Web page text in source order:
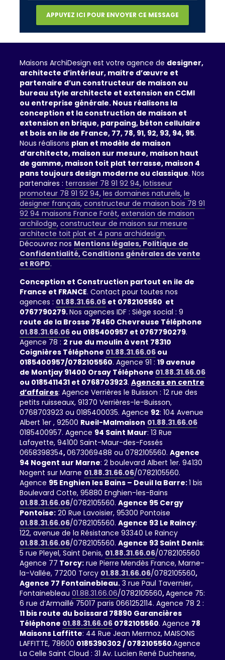
Maisons ArchiDesign est votre agence de designer,
architecte d’intérieur, maitre d’œuvre et
partenaire d’un constructeur de maison ou
bureau style architecte et extension en CCMI
ou entreprise générale. Nous réalisons la
conception et la construction de maison et
extension en brique, parpaing, béton cellulaire
et bois en ile de France, 77, 78, 91, 92, 93, 94, 95.
Nous réalisons plan et modèle de maison
d’architecte, maison sur mesure, maison haut
de gamme, maison toit plat terrasse, maison 4
pans toujours design moderne ou classique. Nos
partenaires : terrassier 78 91 92 94, lotisseur
promoteur 78 91 92 94, les domaines naturels, le
designer français, constructeur de maison bois 78 91
92 94 maisons France Forêt, extension de maison
archilodge, constructeur de maison sur mesure
architecte toit plat et 4 pans archidesign.
Découvrez nos Mentions légales, Politique de
Confidentialité, Conditions générales de vente
et RGPD.
Conception et Construction partout en ile de
France et FRANCE. Contact pour toutes nos
agences : 01.88.31.66.06 et 0782105560 et
0767790279.Nos agences IDF : Siège social : 9
route de la Brosse 78460 Chevreuse Téléphone
01.88.31.66.06 ou 0185400957 et 0767790279.
Agence 78 : 2 rue du moulin à vent 78310
Coignières Téléphone 01.88.31.66.06 ou
0185400957/0782105560. Agence 91 : 19 avenue
de Montjay 91400 Orsay Téléphone 01.88.31.66.06
ou 0185411431 et 0768703923. Agences en centre
d’affaires: Agence Verrières le Buisson : 12 rue des
petits ruisseaux, 91370 Verrières-le-Buisson,
0768703923 ou 0185400035. Agence 92: 104 Avenue
Albert 1er , 92500 Rueil-Malmaison 01.88.31.66.06
0185400957. Agence 94 Saint Maur: 13 Rue
Lafayette, 94100 Saint-Maur-des-Fossés
0658398354,0673069488 ou 0782105560. Agence
94 Nogent sur Marne: 2 boulevard Albert 1er. 94130
Nogent sur Marne 01.88.31.66.06/0782105560.
Agence 95 Enghien les Bains – Deuil la Barre:1 bis
Boulevard Cotte, 95880 Enghien-les-Bains
01.88.31.66.06/0782105560. Agence 95 Cergy
Pontoise: 20 Rue Lavoisier, 95300 Pontoise
01.88.31.66.06/0782105560. Agence 93 Le Raincy:
122, avenue de la Résistance 93340 Le Raincy
01.88.31.66.06/0782105560. Agence 93 Saint Denis:
5 rue Pleyel, Saint Denis, 01.88.31.66.06/0782105560
Agence 77 Torcy: rue Pierre Mendès France, Marne-
la-Vallée, 77200 Torcy 01.88.31.66.06/0782105560,
Agence 77 Fontainebleau. 3 rue Paul Tavernier,
Fontainebleau 01.88.31.66.06/0782105560,Agence 75:
6 rue d’Armaillé 75017 paris 0661252114. Agence 78 2 :
11 bis route du boissard 78890 Garancières
Téléphone 01.88.31.66.06 0782105560. Agence 78
Maisons Laffitte: 44 Rue Jean Mermoz, MAISONS
LAFFITTE, 78600 0185390302 / 0782105560.Agence
La Celle Saint Cloud : 31 Av. Lucien René Duchesne,